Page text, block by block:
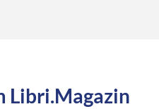
Libri.Magazin